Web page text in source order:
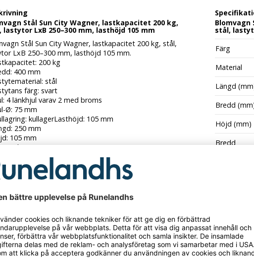
Stål Sun City Wagner, lastkapacitet 200 kg,
lastytor LxB 250–300 mm, lasthöjd 105 mm
Stål Sun City Wagner, lastkapacitet 200 kg, stål,
LxB 250–300 mm, lasthöjd 105 mm.
200 kg
400 mm
stål
färg: svart
4 länkhjul varav 2 med broms
Ø: 75 mm
kullagerLasthöjd: 105 mm
250 mm
105 mm
3.1 kg
Blomvagn
stål,
Färg
Material
Längd
Bredd
Höjd (mm)
Bredd
Total
Vikt